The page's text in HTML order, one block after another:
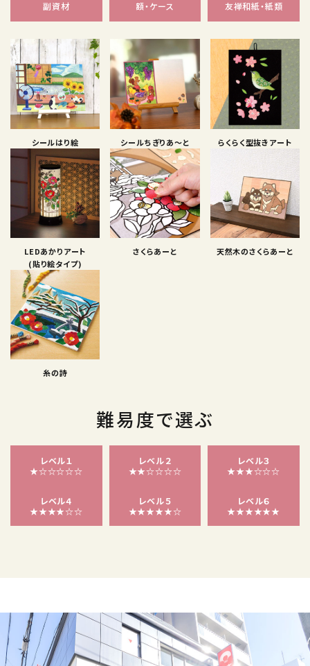
副資材 額・ケース 友禅和紙・紙類
シールはり絵 シールちぎりあ〜と らくらく型抜きアート
LEDあかりアート
(貼り絵タイプ)
さくらあーと 天然木のさくらあーと
糸の詩
難易度で選ぶ
レベル１
★☆☆☆☆☆
レベル２
★★☆☆☆☆
レベル３
★★★☆☆☆
レベル４
★★★★☆☆
レベル５
★★★★★☆
レベル６
★★★★★★